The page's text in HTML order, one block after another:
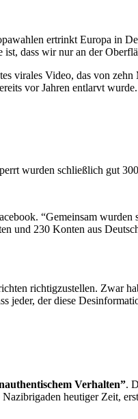
ertrinkt Europa in
dass wir nur an der
virales Video, das von
vor Jahren entlarvt
wurden schließlich gut
“Gemeinsam
und 230 Konten aus
richtigzustellen. Zwar
jeder, der diese
Verhalten”.
heutiger Zeit,